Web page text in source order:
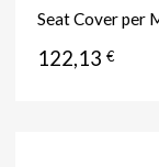
Seat Cover per
122,13 €